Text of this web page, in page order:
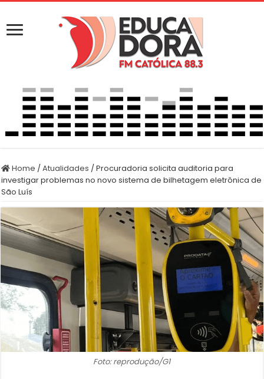
Home /Atualidades /Procuradoria solicita auditoria para
investigar problemas no novo sistema de bilhetagem eletrônica de
São Luís
Foto: reprodução/G1